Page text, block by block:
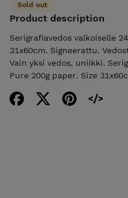
Sold out
Product description
Serigrafiavedos valkoiselle
31x60cm. Signeerattu.
Vain yksi vedos, uniikki.
Pure 200g paper. Size